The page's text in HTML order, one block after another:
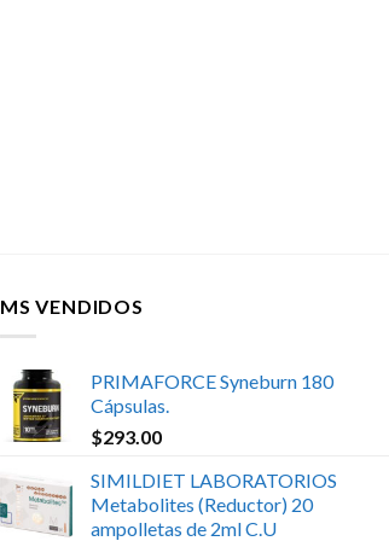
MS VENDIDOS
PRIMAFORCE Syneburn 180
Cápsulas.
$293.00
SIMILDIET LABORATORIOS
Metabolites (Reductor) 20
ampolletas de 2ml C.U